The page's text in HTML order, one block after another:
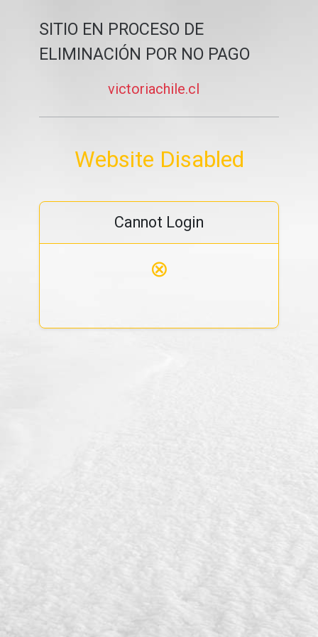
SITIO EN PROCESO DE
ELIMINACIÓN POR NO PAGO
victoriachile.cl
Website Disabled
Cannot Login
⊗